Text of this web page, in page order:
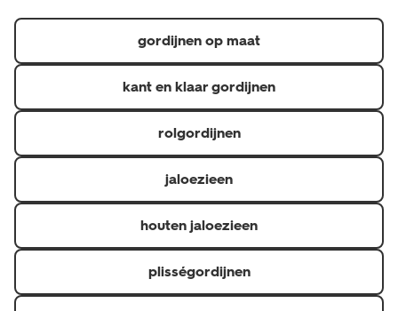
raamdecoratie hebt gekocht.
(confectioneren is het op maat maken van gordijnen).
gordijnen op maat
kant en klaar gordijnen
rolgordijnen
jaloezieen
houten jaloezieen
plisségordijnen